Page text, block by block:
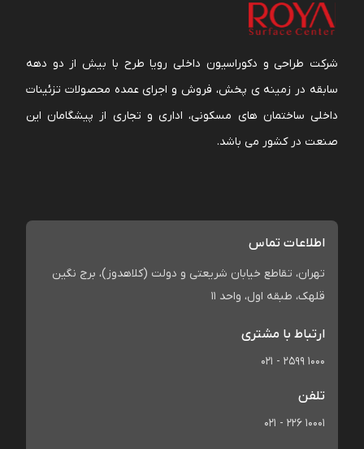
شرکت طراحی و دکوراسیون داخلی رویا طرح با بیش از دو دهه
سابقه در زمینه ی پخش، فروش و اجرای عمده محصولات تزئینات
داخلی ساختمان های مسکونی، اداری و تجاری از پیشگامان این
صنعت در کشور می باشد.
اطلاعات تماس
تهران، تقاطع خیابان شریعتی و دولت (کلاهدوز)، برج نگین
قلهک، طبقه اول، واحد 11
ارتباط با مشتری
021 - 2599 1000
تلفن
021 - 226 10001